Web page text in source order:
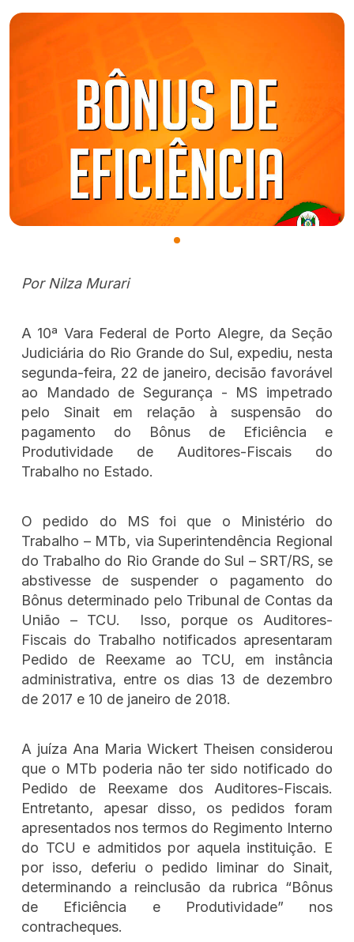
Por Nilza Murari
A 10ª Vara Federal de Porto Alegre, da Seção
Judiciária do Rio Grande do Sul, expediu, nesta
segunda-feira, 22 de janeiro, decisão favorável
ao Mandado de Segurança - MS impetrado
pelo Sinait em relação à suspensão do
pagamento do Bônus de Eficiência e
Produtividade de Auditores-Fiscais do
Trabalho no Estado.
O pedido do MS foi que o Ministério do
Trabalho – MTb, via Superintendência Regional
do Trabalho do Rio Grande do Sul – SRT/RS, se
abstivesse de suspender o pagamento do
Bônus determinado pelo Tribunal de Contas da
União – TCU. Isso, porque os Auditores-
Fiscais do Trabalho notificados apresentaram
Pedido de Reexame ao TCU, em instância
administrativa, entre os dias 13 de dezembro
de 2017 e 10 de janeiro de 2018.
A juíza Ana Maria Wickert Theisen considerou
que o MTb poderia não ter sido notificado do
Pedido de Reexame dos Auditores-Fiscais.
Entretanto, apesar disso, os pedidos foram
apresentados nos termos do Regimento Interno
do TCU e admitidos por aquela instituição. E
por isso, deferiu o pedido liminar do Sinait,
determinando a reinclusão da rubrica “Bônus
de Eficiência e Produtividade” nos
contracheques.